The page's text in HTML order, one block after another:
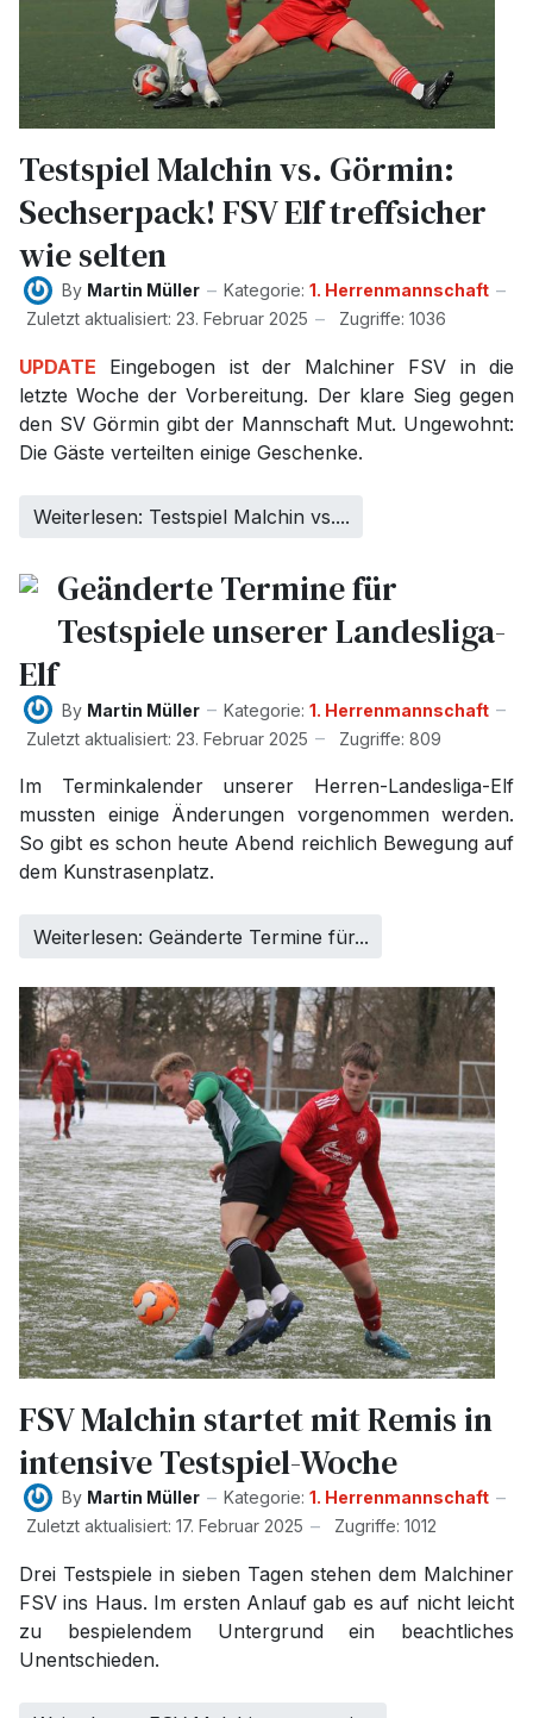
Testspiel Malchin vs. Görmin:
Sechserpack! FSV Elf treffsicher
wie selten
By Martin Müller Kategorie: 1. Herrenmannschaft
Zuletzt aktualisiert: 23. Februar 2025
Zugriffe: 1036
UPDATE Eingebogen ist der Malchiner FSV in die
letzte Woche der Vorbereitung. Der klare Sieg gegen
den SV Görmin gibt der Mannschaft Mut. Ungewohnt:
Die Gäste verteilten einige Geschenke.
Weiterlesen: Testspiel Malchin vs....
Geänderte Termine für
Testspiele unserer Landesliga-
Elf
By Martin Müller Kategorie: 1. Herrenmannschaft
Zuletzt aktualisiert: 23. Februar 2025
Zugriffe: 809
Im Terminkalender unserer Herren-Landesliga-Elf
mussten einige Änderungen vorgenommen werden.
So gibt es schon heute Abend reichlich Bewegung auf
dem Kunstrasenplatz.
Weiterlesen: Geänderte Termine für...
FSV Malchin startet mit Remis in
intensive Testspiel-Woche
By Martin Müller Kategorie: 1. Herrenmannschaft
Zuletzt aktualisiert: 17. Februar 2025
Zugriffe: 1012
Drei Testspiele in sieben Tagen stehen dem Malchiner
FSV ins Haus. Im ersten Anlauf gab es auf nicht leicht
zu bespielendem Untergrund ein beachtliches
Unentschieden.